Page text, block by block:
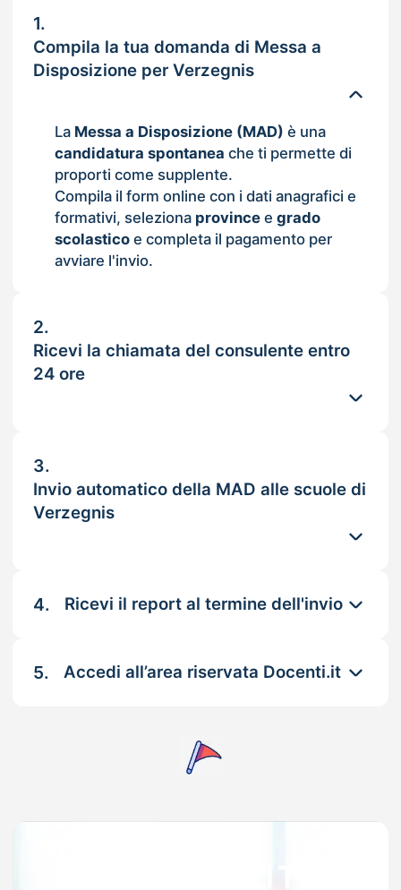
1.
Compila la tua domanda di Messa a
Disposizione per Verzegnis
La Messa a Disposizione (MAD) è una
candidatura spontanea che ti permette di
proporti come supplente.
Compila il form online con i dati anagrafici e
formativi, seleziona provincee grado
scolasticoe completa il pagamento per
avviare l'invio.
2.
Ricevi la chiamata del consulente entro
24 ore
3.
Invio automatico della MAD alle scuole di
Verzegnis
4. Ricevi il report al termine dell'invio
5. Accedi all’area riservata Docenti.it